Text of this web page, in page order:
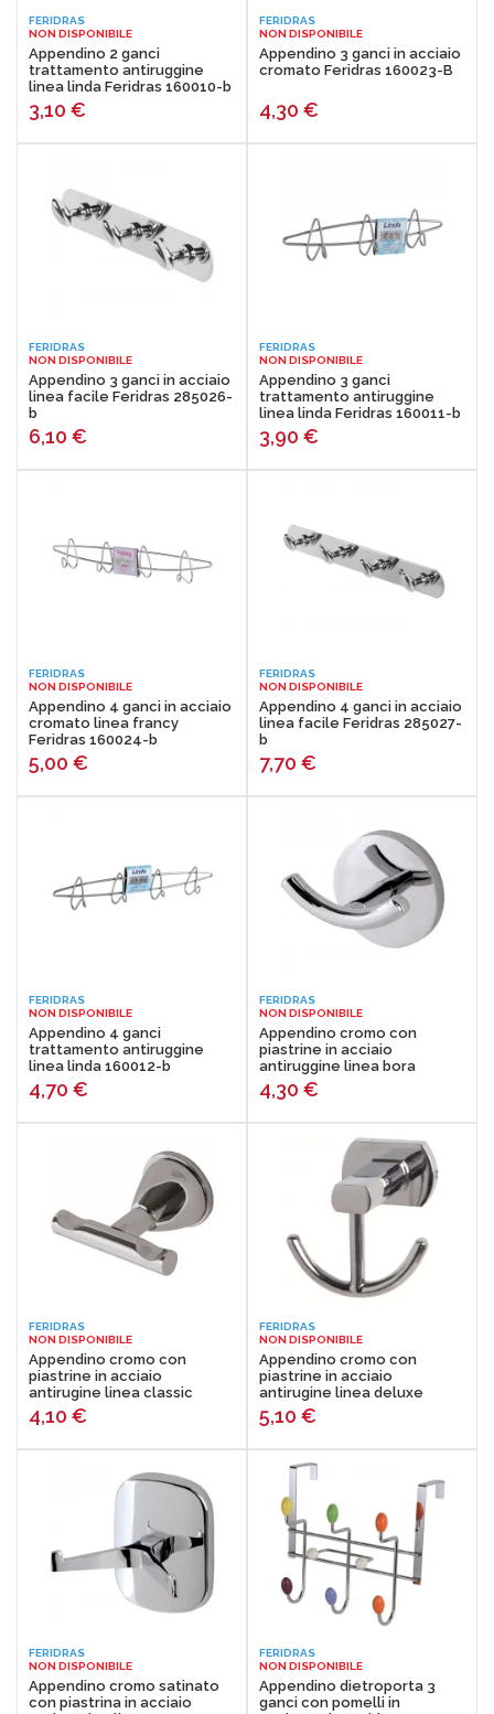
FERIDRAS
NON DISPONIBILE
Appendino 2 ganci
trattamento antiruggine
linea linda Feridras 160010-b
3,10 €
FERIDRAS
NON DISPONIBILE
Appendino 3 ganci in acciaio
cromato Feridras 160023-B
4,30 €
FERIDRAS
NON DISPONIBILE
Appendino 3 ganci in acciaio
linea facile Feridras 285026-
b
6,10 €
FERIDRAS
NON DISPONIBILE
Appendino 3 ganci
trattamento antiruggine
linea linda Feridras 160011-b
3,90 €
FERIDRAS
NON DISPONIBILE
Appendino 4 ganci in acciaio
cromato linea francy
Feridras 160024-b
5,00 €
FERIDRAS
NON DISPONIBILE
Appendino 4 ganci in acciaio
linea facile Feridras 285027-
b
7,70 €
FERIDRAS
NON DISPONIBILE
Appendino 4 ganci
trattamento antiruggine
linea linda 160012-b
4,70 €
FERIDRAS
NON DISPONIBILE
Appendino cromo con
piastrine in acciaio
antiruggine linea bora
Feridras 607011
4,30 €
FERIDRAS
NON DISPONIBILE
Appendino cromo con
piastrine in acciaio
antirugine linea classic
Feridras 285018-b
4,10 €
FERIDRAS
NON DISPONIBILE
Appendino cromo con
piastrine in acciaio
antirugine linea deluxe
Feridras 091036-b
5,10 €
FERIDRAS
NON DISPONIBILE
Appendino cromo satinato
con piastrina in acciaio
FERIDRAS
NON DISPONIBILE
Appendino dietroporta 3
ganci con pomelli in